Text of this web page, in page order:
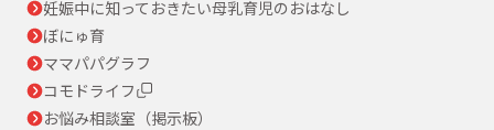
妊娠中に知っておきたい母乳育児のおはなし
ぼにゅ育
ママパパグラフ
コモドライフ
お悩み相談室（掲示板）